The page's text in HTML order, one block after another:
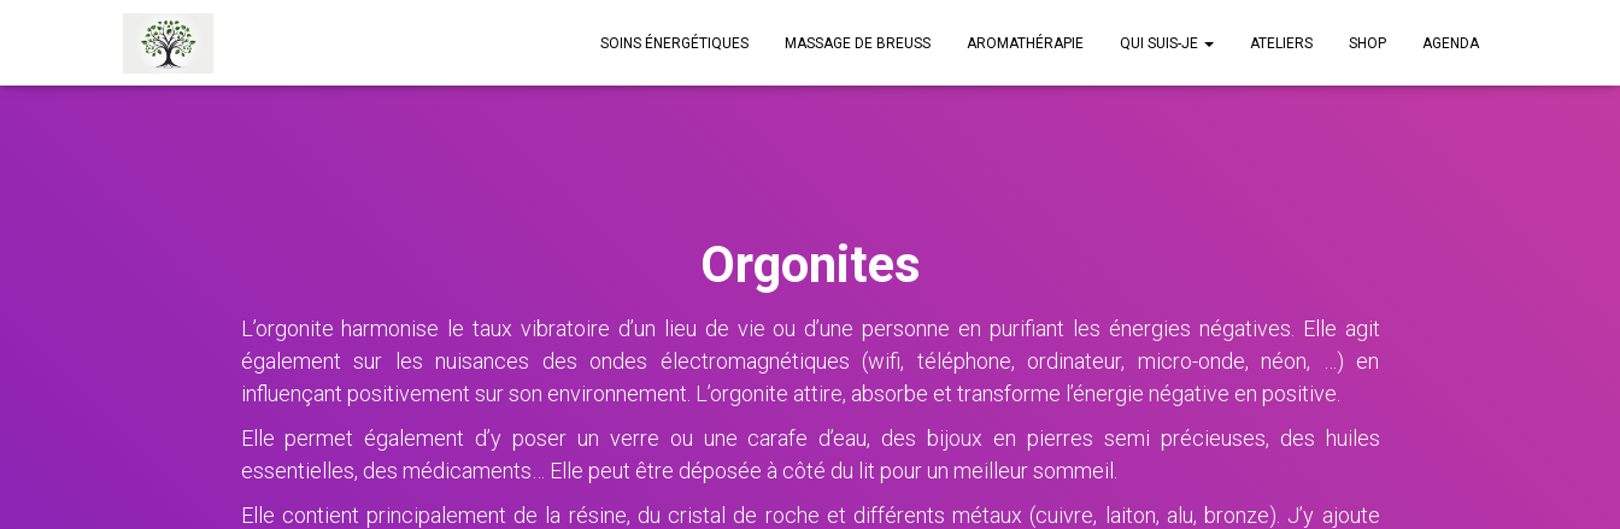
SOINS ÉNERGÉTIQUES MASSAGE DE BREUSS AROMATHÉRAPIE QUI SUIS-JE ATELIERS SHOP AGENDA
Orgonites
L’orgonite harmonise le taux vibratoire d’un lieu de vie ou d’une personne en purifiant les énergies négatives. Elle agit
également sur les nuisances des ondes électromagnétiques (wifi, téléphone, ordinateur, micro-onde, néon, …) en
influençant positivement sur son environnement. L’orgonite attire, absorbe et transforme l’énergie négative en positive.
Elle permet également d’y poser un verre ou une carafe d’eau, des bijoux en pierres semi précieuses, des huiles
essentielles, des médicaments… Elle peut être déposée à côté du lit pour un meilleur sommeil.
Elle contient principalement de la résine, du cristal de roche et différents métaux (cuivre, laiton, alu, bronze). J’y ajoute